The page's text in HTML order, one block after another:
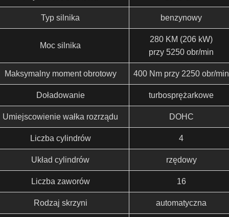
Typ silnika benzynowy
Moc silnika
280 KM (206 kW)
przy 5250 obr/min
Maksymalny moment obrotowy 400 Nm przy 2250 obr/min
Doładowanie turbosprężarkowe
Umiejscowienie wałka rozrządu DOHC
Liczba cylindrów 4
Układ cylindrów rzędowy
Liczba zaworów 16
Rodzaj skrzyni automatyczna